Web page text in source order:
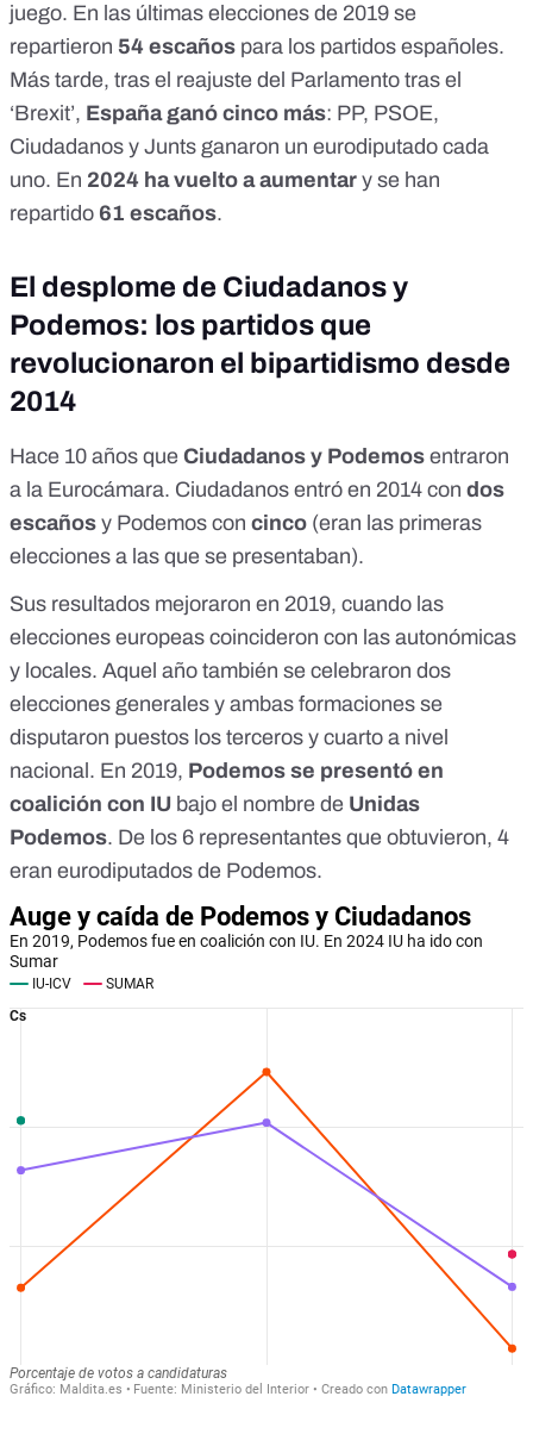
juego. En las últimas elecciones de 2019 se
repartieron 54 escaños para los partidos españoles.
Más tarde, tras el reajuste del Parlamento tras el
‘Brexit’, España ganó cinco más: PP, PSOE,
Ciudadanos y Junts ganaron un eurodiputado cada
uno. En 2024 ha vuelto a aumentar y se han
repartido 61 escaños.
El desplome de Ciudadanos y
Podemos: los partidos que
revolucionaron el bipartidismo desde
2014
Hace 10 años que Ciudadanos y Podemos entraron
a la Eurocámara. Ciudadanos entró en 2014 con dos
escaños y Podemos con cinco (eran las primeras
elecciones a las que se presentaban).
Sus resultados mejoraron en 2019, cuando las
elecciones europeas coincideron con las autonómicas
y locales. Aquel año también se celebraron dos
elecciones generales y ambas formaciones se
disputaron puestos los terceros y cuarto a nivel
nacional. En 2019, Podemos se presentó en
coalición con IU bajo el nombre de Unidas
Podemos. De los 6 representantes que obtuvieron, 4
eran eurodiputados de Podemos.